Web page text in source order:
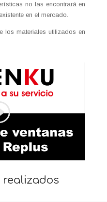
no las encontrará en
en el mercado.
los materiales utilizados en
realizados